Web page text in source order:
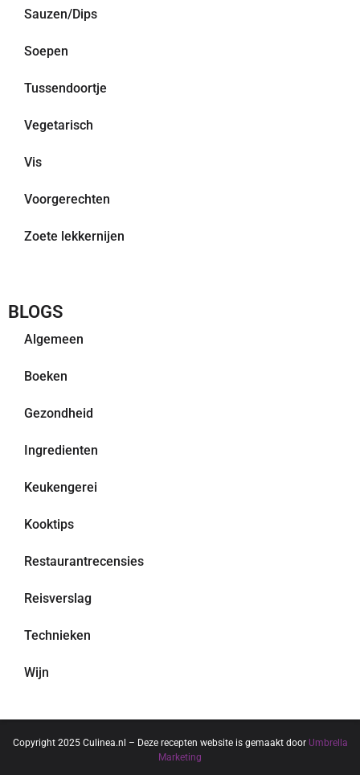
Sauzen/Dips
Soepen
Tussendoortje
Vegetarisch
Vis
Voorgerechten
Zoete lekkernijen
BLOGS
Algemeen
Boeken
Gezondheid
Ingredienten
Keukengerei
Kooktips
Restaurantrecensies
Reisverslag
Technieken
Wijn
Copyright 2025 Culinea.nl – Deze recepten website is gemaakt door Umbrella
Marketing